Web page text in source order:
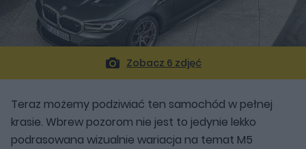
Zobacz 6 zdjęć
Teraz możemy podziwiać ten samochód w pełnej
krasie. Wbrew pozorom nie jest to jedynie lekko
podrasowana wizualnie wariacja na temat M5